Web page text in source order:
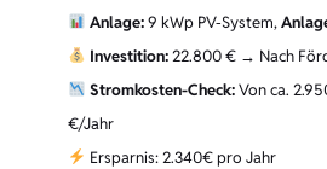
Anlage:9 kWp PV-System,
Investition:22.800 €→ Nach
Stromkosten-Check:Von ca.
€/Jahr
Ersparnis: 2.340€ pro Jahr